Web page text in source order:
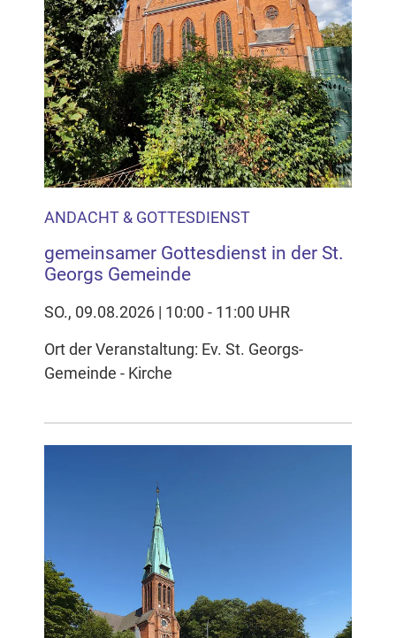
ANDACHT & GOTTESDIENST
gemeinsamer Gottesdienst in der St.
Georgs Gemeinde
SO., 09.08.2026 | 10:00 - 11:00 UHR
Ort der Veranstaltung: Ev. St. Georgs-
Gemeinde - Kirche